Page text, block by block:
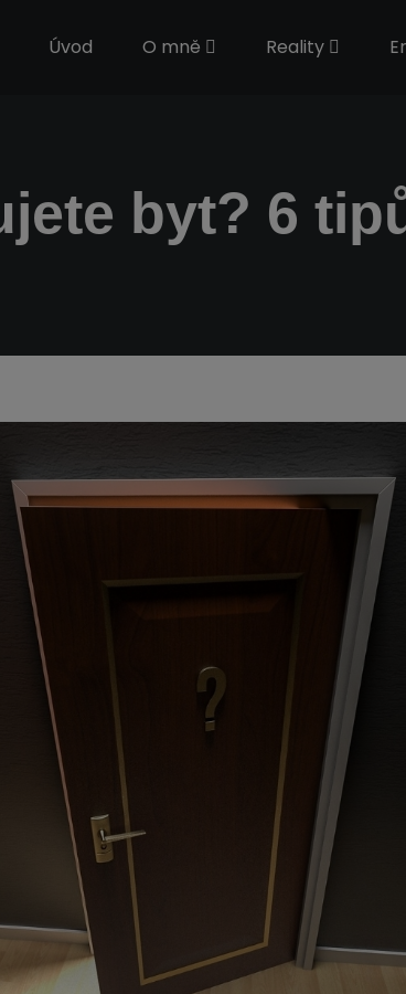
Úvod O mně Reality
byt? 6